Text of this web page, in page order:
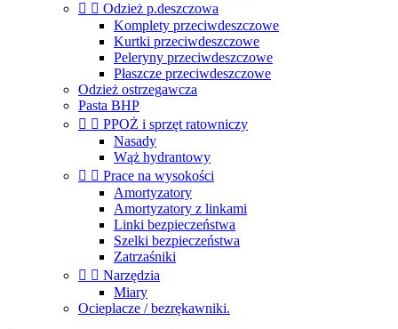
  Odzież p.deszczowa
Komplety przeciwdeszczowe
Kurtki przeciwdeszczowe
Peleryny przeciwdeszczowe
Płaszcze przeciwdeszczowe
Odzież ostrzegawcza
Pasta BHP
  PPOŻ i sprzęt ratowniczy
Nasady
Wąż hydrantowy
  Prace na wysokości
Amortyzatory
Amortyzatory z linkami
Linki bezpieczeństwa
Szelki bezpieczeństwa
Zatrzaśniki
  Narzędzia
Miary
Ocieplacze / bezrękawniki.